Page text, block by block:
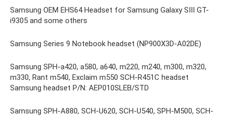
Samsung OEM EHS64 Headset for Samsung Galaxy SIII GT-
i9305 and some others
Samsung Series 9 Notebook headset (NP900X3D-A02DE)
Samsung SPH-a420, a580, a640, m220, m240, m300, m320,
m330, Rant m540, Exclaim m550 SCH-R451C headset
Samsung headset P/N: AEP010SLEB/STD
Samsung SPH-A880, SCH-U620, SCH-U540, SPH-M500, SCH-